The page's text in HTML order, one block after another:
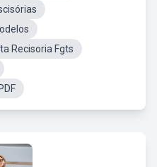
Recisoria Fgts